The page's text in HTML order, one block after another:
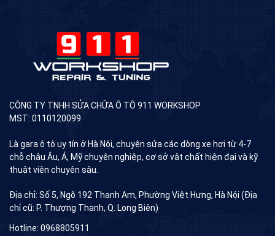
CÔNG TY TNHH SỬA CHỮA Ô TÔ 911 WORKSHOP
MST: 0110120099
Là gara ô tô uy tín ở Hà Nội, chuyên sửa các dòng xe hơi từ 4-7
chỗ châu Âu, Á, Mỹ chuyên nghiệp, cơ sở vât chất hiện đại và kỹ
thuật viên chuyên sâu.
Địa chỉ: Số 5, Ngõ 192 Thanh Am, Phường Việt Hưng, Hà Nội (Địa
chỉ cũ: P. Thượng Thanh, Q. Long Biên)
Hotline: 0968805911